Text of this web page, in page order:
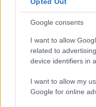
Google consents
I want to allow
related to
device identifiers in
I want to allow my
Google for online
prejelaNataša
revmatologijeiz